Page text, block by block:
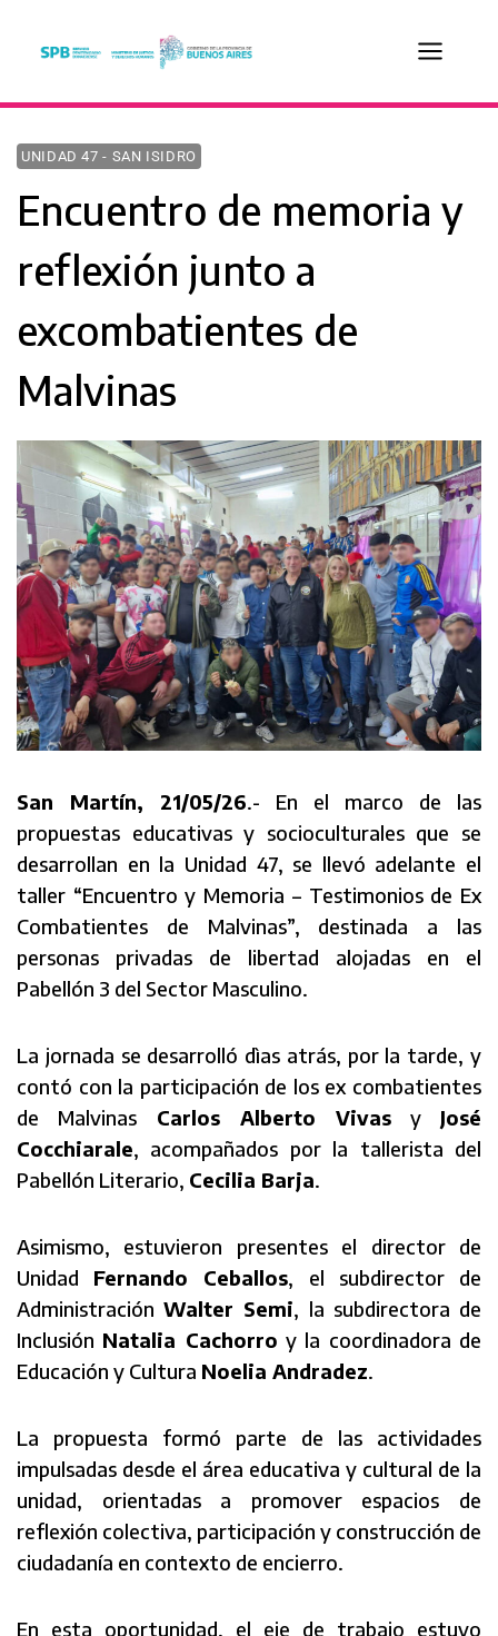
UNIDAD 47 - SAN ISIDRO
Encuentro de memoria y
reflexión junto a
excombatientes de
Malvinas
San Martín, 21/05/26.- En el marco de las
propuestas educativas y socioculturales que se
desarrollan en la Unidad 47, se llevó adelante el
taller “Encuentro y Memoria – Testimonios de Ex
Combatientes de Malvinas”, destinada a las
personas privadas de libertad alojadas en el
Pabellón 3 del Sector Masculino.
La jornada se desarrolló dìas atrás, por la tarde, y
contó con la participación de los ex combatientes
de Malvinas Carlos Alberto Vivas y José
Cocchiarale, acompañados por la tallerista del
Pabellón Literario, Cecilia Barja.
Asimismo, estuvieron presentes el director de
Unidad Fernando Ceballos, el subdirector de
AdministraciónWalter Semi, la subdirectora de
Inclusión Natalia Cachorro y la coordinadora de
Educación y Cultura Noelia Andradez.
La propuesta formó parte de las actividades
impulsadas desde el área educativa y cultural de la
unidad, orientadas a promover espacios de
reflexión colectiva, participación y construcción de
ciudadanía en contexto de encierro.
En esta oportunidad, el eje de trabajo estuvo